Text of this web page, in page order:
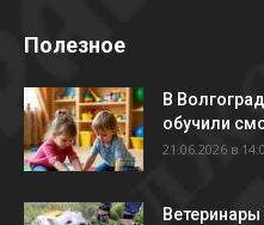
Полезное
В
обучили
21.06.2026 в